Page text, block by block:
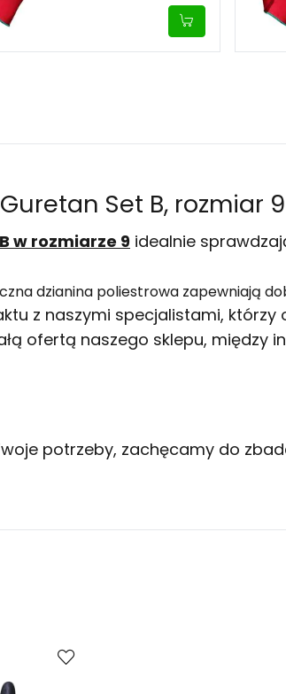
Set B, rozmiar 9
w rozmiarze 9 idealnie
dzianina poliestrowa zapewniają
z naszymi specjalistami, którzy
ofertą naszego sklepu, między
potrzeby, zachęcamy do